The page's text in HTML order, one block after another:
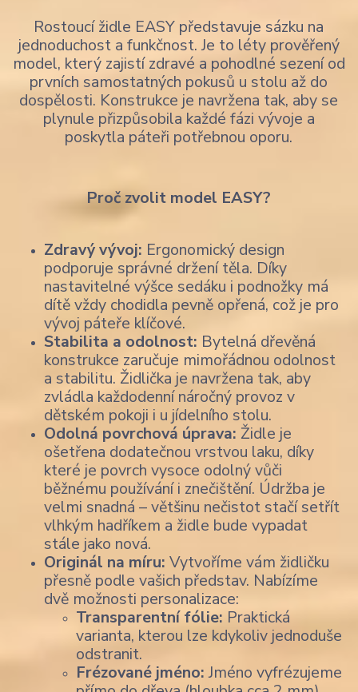
Rostoucí židle EASY představuje sázku na
jednoduchost a funkčnost. Je to léty prověřený
model, který zajistí zdravé a pohodlné sezení od
prvních samostatných pokusů u stolu až do
dospělosti. Konstrukce je navržena tak, aby se
plynule přizpůsobila každé fázi vývoje a
poskytla páteři potřebnou oporu.
Proč zvolit model EASY?
Zdravý vývoj: Ergonomický design
podporuje správné držení těla. Díky
nastavitelné výšce sedáku i podnožky má
dítě vždy chodidla pevně opřená, což je pro
vývoj páteře klíčové.
Stabilita a odolnost: Bytelná dřevěná
konstrukce zaručuje mimořádnou odolnost
a stabilitu. Židlička je navržena tak, aby
zvládla každodenní náročný provoz v
dětském pokoji i u jídelního stolu.
Odolná povrchová úprava: Židle je
ošetřena dodatečnou vrstvou laku, díky
které je povrch vysoce odolný vůči
běžnému používání i znečištění. Údržba je
velmi snadná – většinu nečistot stačí setřít
vlhkým hadříkem a židle bude vypadat
stále jako nová.
Originál na míru: Vytvoříme vám židličku
přesně podle vašich představ. Nabízíme
dvě možnosti personalizace:
Transparentní fólie: Praktická
varianta, kterou lze kdykoliv jednoduše
odstranit.
Frézované jméno:Jméno vyfrézujeme